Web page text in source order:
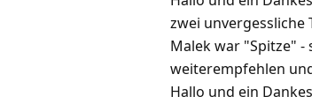
zwei unvergessliche
Malek war "Spitze" -
weiterempfehlen
Hallo und ein